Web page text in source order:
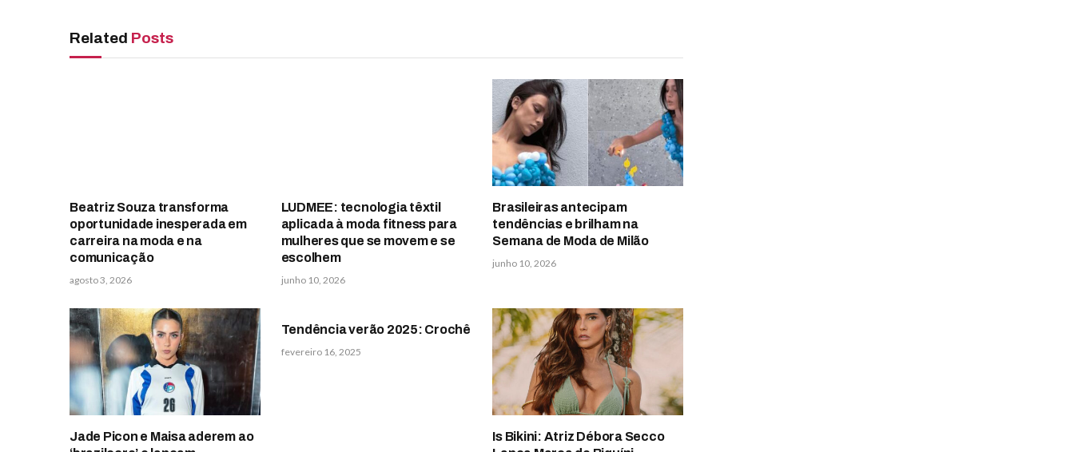
Related Posts
Beatriz Souza transforma
oportunidade inesperada em
carreira na moda e na
comunicação
agosto 3, 2026
LUDMEE: tecnologia têxtil
aplicada à moda fitness para
mulheres que se movem e se
escolhem
junho 10, 2026
Brasileiras antecipam
tendências e brilham na
Semana de Moda de Milão
junho 10, 2026
Jade Picon e Maisa aderem ao
Tendência verão 2025: Crochê
fevereiro 16, 2025
Is Bikini: Atriz Débora Secco